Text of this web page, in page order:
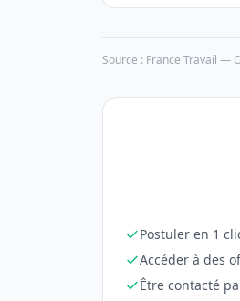
Source : France Travail —
Postuler en 1
Accéder à des
Être contacté